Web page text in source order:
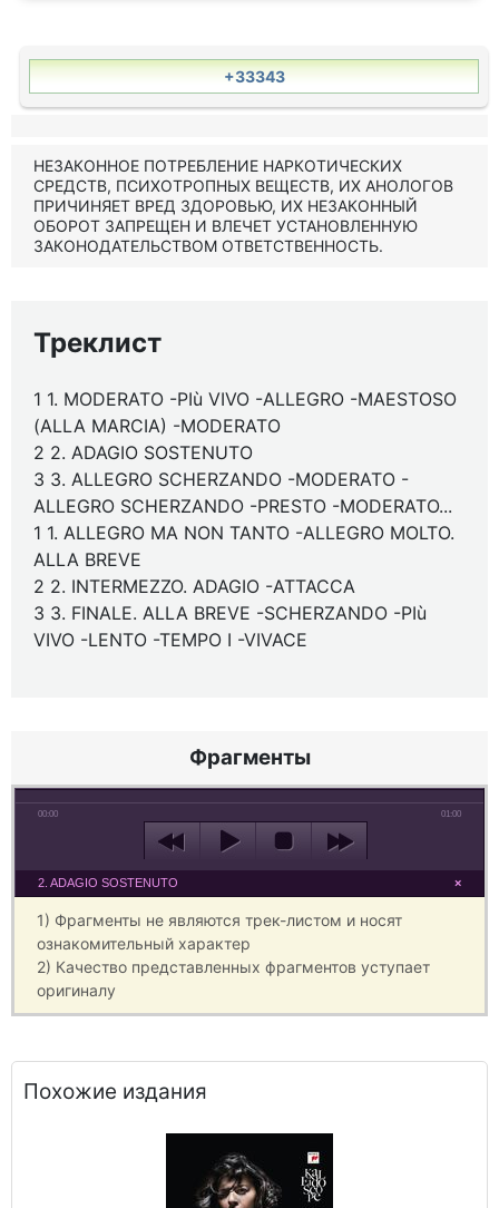
+33343
НЕЗАКОННОЕ ПОТРЕБЛЕНИЕ НАРКОТИЧЕСКИХ
СРЕДСТВ, ПСИХОТРОПНЫХ ВЕЩЕСТВ, ИХ АНОЛОГОВ
ПРИЧИНЯЕТ ВРЕД ЗДОРОВЬЮ, ИХ НЕЗАКОННЫЙ
ОБОРОТ ЗАПРЕЩЕН И ВЛЕЧЕТ УСТАНОВЛЕННУЮ
ЗАКОНОДАТЕЛЬСТВОМ ОТВЕТСТВЕННОСТЬ.
Треклист
1 1. MODERATO -PIù VIVO -ALLEGRO -MAESTOSO
(ALLA MARCIA) -MODERATO
2 2. ADAGIO SOSTENUTO
3 3. ALLEGRO SCHERZANDO -MODERATO -
ALLEGRO SCHERZANDO -PRESTO -MODERATO...
1 1. ALLEGRO MA NON TANTO -ALLEGRO MOLTO.
ALLA BREVE
2 2. INTERMEZZO. ADAGIO -ATTACCA
3 3. FINALE. ALLA BREVE -SCHERZANDO -PIù
VIVO -LENTO -TEMPO I -VIVACE
Фрагменты
00:00 01:00
×
2. ADAGIO SOSTENUTO
1) Фрагменты не являются трек-листом и носят
ознакомительный характер
2) Качество представленных фрагментов уступает
оригиналу
Похожие издания